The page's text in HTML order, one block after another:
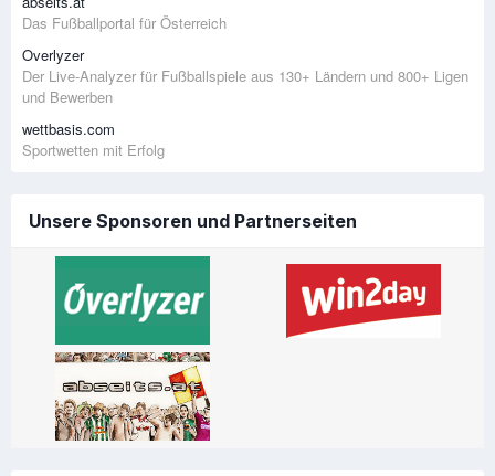
Das Fußballportal für Österreich
Overlyzer
Der Live-Analyzer für Fußballspiele aus 130+ Ländern und 800+ Ligen
und Bewerben
wettbasis.com
Sportwetten mit Erfolg
Unsere Sponsoren und Partnerseiten